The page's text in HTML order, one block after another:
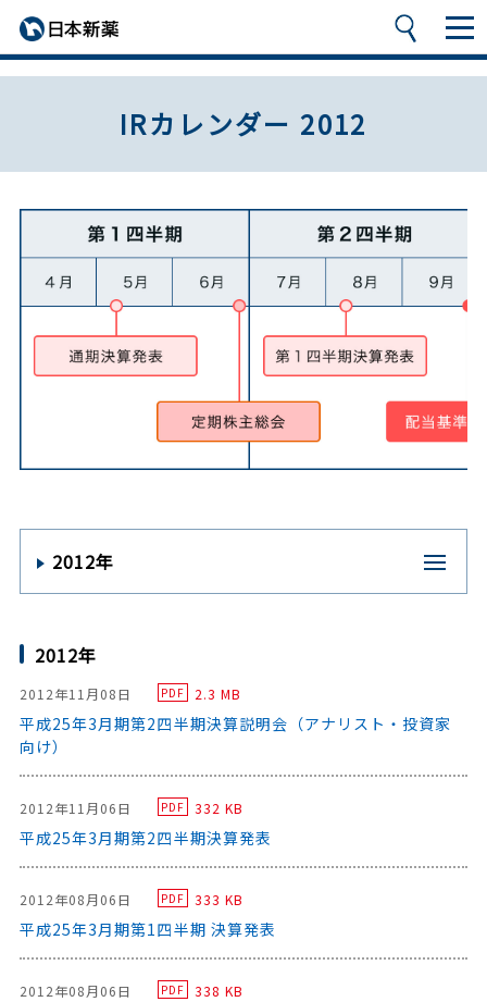
IRカレンダー 2012
2012年
2012年
2012年11月08日 PDF 2.3 MB
平成25年3月期第2四半期決算説明会（アナリスト・投資家
向け）
2012年11月06日 PDF 332 KB
平成25年3月期第2四半期決算発表
2012年08月06日 PDF 333 KB
平成25年3月期第1四半期 決算発表
2012年08月06日 PDF 338 KB